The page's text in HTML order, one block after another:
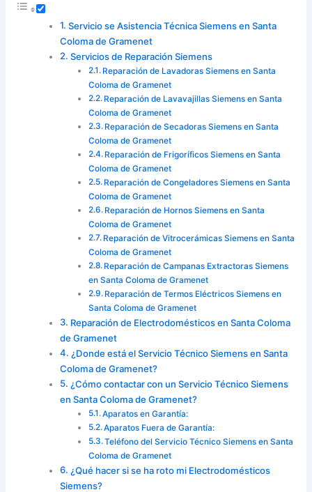
Servicio se Asistencia Técnica Siemens en Santa
Coloma de Gramenet
Servicios de Reparación Siemens
Reparación de Lavadoras Siemens en Santa
Coloma de Gramenet
Reparación de Lavavajillas Siemens en Santa
Coloma de Gramenet
Reparación de Secadoras Siemens en Santa
Coloma de Gramenet
Reparación de Frigoríficos Siemens en Santa
Coloma de Gramenet
Reparación de Congeladores Siemens en Santa
Coloma de Gramenet
Reparación de Hornos Siemens en Santa
Coloma de Gramenet
Reparación de Vitrocerámicas Siemens en Santa
Coloma de Gramenet
Reparación de Campanas Extractoras Siemens
en Santa Coloma de Gramenet
Reparación de Termos Eléctricos Siemens en
Santa Coloma de Gramenet
Reparación de Electrodomésticos en Santa Coloma
de Gramenet
¿Donde está el Servicio Técnico Siemens en Santa
Coloma de Gramenet?
¿Cómo contactar con un Servicio Técnico Siemens
en Santa Coloma de Gramenet?
Aparatos en Garantía:
Aparatos Fuera de Garantía:
Teléfono del Servicio Técnico Siemens en Santa
Coloma de Gramenet
¿Qué hacer si se ha roto mi Electrodomésticos
Siemens?